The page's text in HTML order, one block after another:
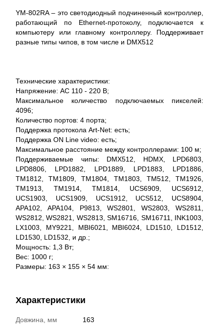
YM-802RA – это светодиодный подчиненный контроллер,
работающий по Ethernet-протоколу, подключается к
компьютеру или главному контроллеру. Поддерживает
разные типы чипов, в том числе и DMX512
Технические характеристики:
Напряжение: AC 110 - 220 В;
Максимальное количество подключаемых пикселей:
4096;
Количество портов: 4 порта;
Поддержка протокола Art-Net: есть;
Поддержка ON Line video: есть;
Максимальное расстояние между контроллерами: 100 м;
Поддерживаемые чипы: DMX512, HDMX, LPD6803,
LPD8806, LPD1882, LPD1889, LPD1883, LPD1886,
TM1812, TM1809, TM1804, TM1803, TM512, TM1926,
TM1913, TM1914, TM1814, UCS6909, UCS6912,
UCS1903, UCS1909, UCS1912, UCS512, UCS8904,
APA102, APA104, P9813, WS2801, WS2803, WS2811,
WS2812, WS2821, WS2813, SM16716, SM16711, INK1003,
LX1003, MY9221, MBI6021, MBI6024, LD1510, LD1512,
LD1530, LD1532, и др.;
Мощность: 1,3 Вт;
Вес: 1000 г;
Размеры: 163 × 155 × 54 мм:
Характеристики
Довжина, мм
163